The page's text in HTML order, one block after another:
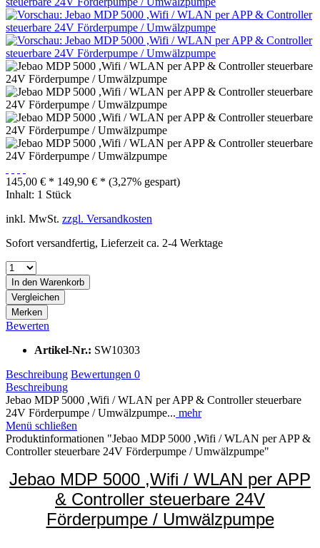
145,00 € * 149,90 € * (3,27% gespart)
Inhalt: 1 Stück
inkl. MwSt. zzgl. Versandkosten
Sofort versandfertig, Lieferzeit ca. 2-4 Werktage
In den Warenkorb
Vergleichen
Merken
Bewerten
Artikel-Nr.: SW10303
Beschreibung Bewertungen 0
Beschreibung
Jebao MDP 5000 ,Wifi / WLAN per APP & Controller steuerbare
24V Förderpumpe / Umwälzpumpe... mehr
Menü schließen
Produktinformationen "Jebao MDP 5000 ,Wifi / WLAN per APP &
Controller steuerbare 24V Förderpumpe / Umwälzpumpe"
Jebao MDP 5000 ,Wifi / WLAN per APP
& Controller steuerbare 24V
Förderpumpe / Umwälzpumpe